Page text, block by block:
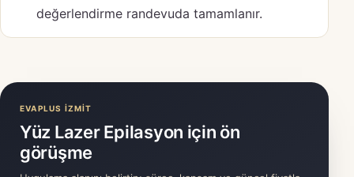
değerlendirme randevuda tamamlanır.
EVAPLUS İZMİT
Yüz Lazer Epilasyon için ön
görüşme